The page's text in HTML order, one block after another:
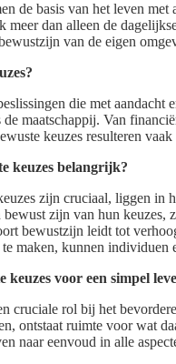
de basis van het leven
meer dan alleen de
van de eigen
die met
maatschappij. Van
keuzes resulteren
keuzes belangrijk?
zijn cruciaal, liggen
bewust zijn van hun keuzes,
bewustzijn leidt tot
maken, kunnen individuen
keuzes voor een simpel
cruciale rol bij het
ontstaat ruimte voor wat
naar eenvoud in alle